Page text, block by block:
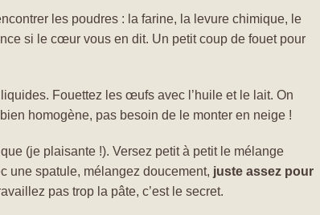
les poudres : la farine, la levure chimique, le
si le cœur vous en dit. Un petit coup de fouet pour
Fouettez les œufs avec l’huile et le lait. On
homogène, pas besoin de le monter en neige !
(je plaisante !). Versez petit à petit le mélange
une spatule, mélangez doucement, juste assez pour
pas trop la pâte, c’est le secret.